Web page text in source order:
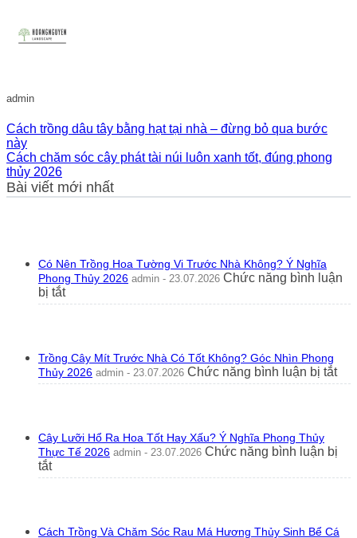
admin
Cách trồng dâu tây bằng hạt tại nhà – đừng bỏ qua bước
này
Cách chăm sóc cây phát tài núi luôn xanh tốt, đúng phong
thủy 2026
Bài viết mới nhất
Có Nên Trồng Hoa Tường Vi Trước Nhà Không? Ý Nghĩa
Phong Thủy 2026 admin - 23.07.2026 Chức năng bình luận
bị tắtở
Có
Tường
Vi
Ý
Nghĩa
Thủy
Trồng Cây Mít Trước Nhà Có Tốt Không? Góc Nhìn Phong
Thủy 2026 admin - 23.07.2026 Chức năng bình luận bị tắtở
Có
Cây Lưỡi Hổ Ra Hoa Tốt Hay Xấu? Ý Nghĩa Phong Thủy
Thực Tế 2026 admin - 23.07.2026 Chức năng bình luận bị
tắtở
Cây
Cách Trồng Và Chăm Sóc Rau Má Hương Thủy Sinh Bể Cá